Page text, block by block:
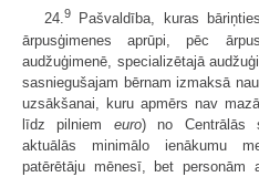
24.9
Pašvaldība, kuras
ārpusģimenes aprūpi, pēc
audžuģimenē, specializētajā
sasniegušajam bērnam izmaksā
uzsākšanai, kuru apmērs nav
līdz pilniem euro) no Centrālās
aktuālās minimālo ienākumu
patērētāju mēnesī, bet personām